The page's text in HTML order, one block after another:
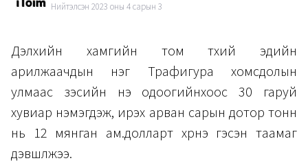
Нийтэлсэн 2023 оны 4 сарын 3
Дэлхийн хамгийн том түүхий эдийн
арилжаачдын нэг Трафигура хомсдолын
улмаас зэсийн үнэ одоогийнхоос 30 гаруй
хувиар нэмэгдэж, ирэх арван сарын дотор тонн
нь 12 мянган ам.долларт хүрнэ гэсэн таамаг
дэвшүүлжээ.